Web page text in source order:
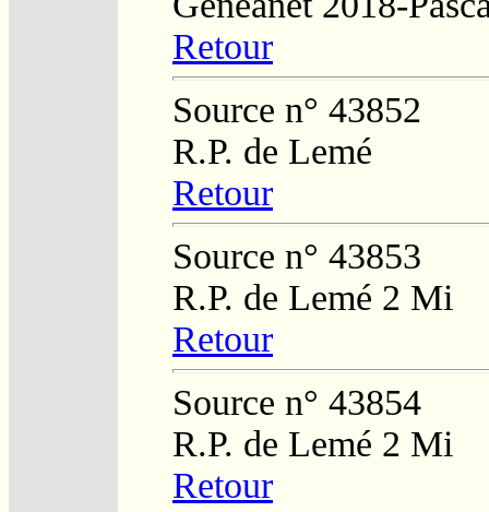
Retour
Source n° 43852
R.P. de Lemé
Retour
Source n° 43853
R.P. de Lemé 2 Mi
Retour
Source n° 43854
R.P. de Lemé 2 Mi
Retour